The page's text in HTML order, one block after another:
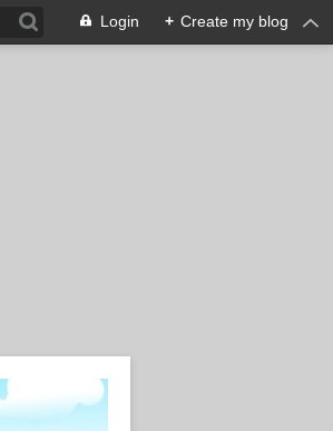
Login + Create my blog